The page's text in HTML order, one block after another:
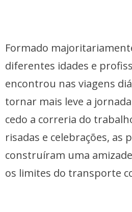
Formado
diferentes idades e
encontrou nas viagens
tornar mais leve a
cedo a correria do
risadas e celebrações, as
construíram uma
os limites do transporte